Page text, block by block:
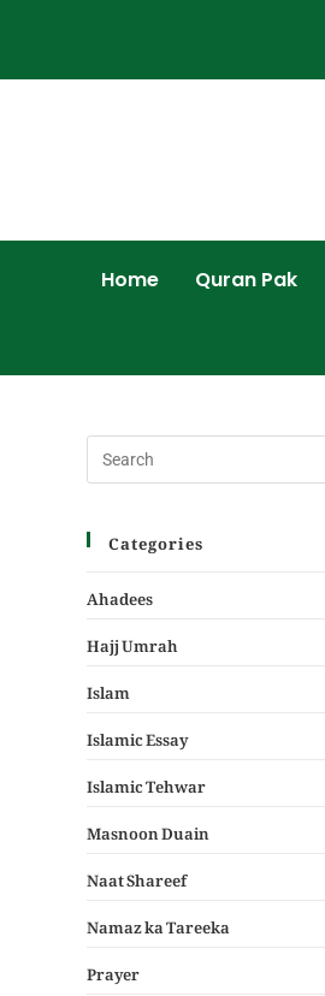
Home Quran Pak
Categories
Ahadees
Hajj Umrah
Islam
Islamic Essay
Islamic Tehwar
Masnoon Duain
Naat Shareef
Namaz ka Tareeka
Prayer